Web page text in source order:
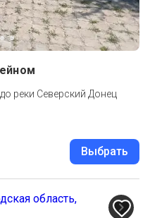
реки Северский Донец
Выбрать